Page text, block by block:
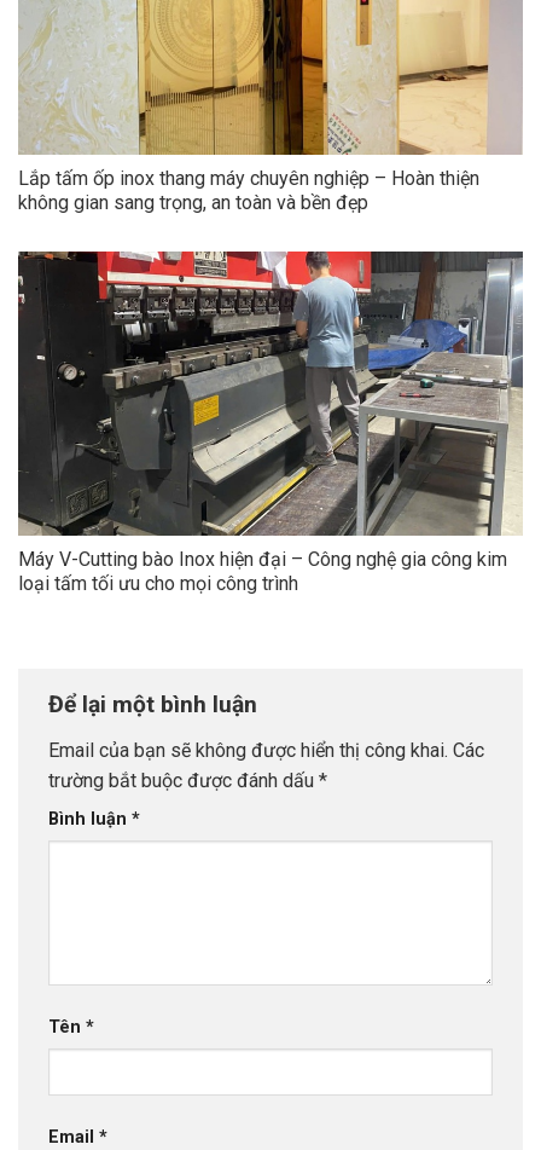
Lắp tấm ốp inox thang máy chuyên nghiệp – Hoàn thiện
không gian sang trọng, an toàn và bền đẹp
Máy V-Cutting bào Inox hiện đại – Công nghệ gia công kim
loại tấm tối ưu cho mọi công trình
Để lại một bình luận
Email của bạn sẽ không được hiển thị công khai. Các
trường bắt buộc được đánh dấu *
Bình luận *
Tên *
Email *